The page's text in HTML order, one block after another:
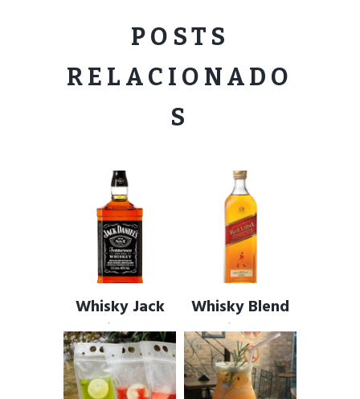
POSTS
RELACIONADO
S
Whisky Jack
Daniel’s – 8
anos
Whisky Blend
Johnnie Walker
Red – 8 anos